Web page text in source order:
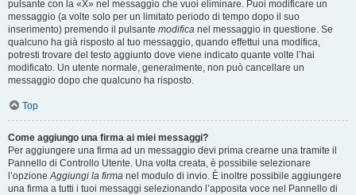
pulsante con la «X» nel messaggio che vuoi eliminare. Puoi modificare un
messaggio (a volte solo per un limitato periodo di tempo dopo il suo
inserimento) premendo il pulsante modifica nel messaggio in questione. Se
qualcuno ha già risposto al tuo messaggio, quando effettui una modifica,
potresti trovare del testo aggiunto dove viene indicato quante volte l’hai
modificato. Un utente normale, generalmente, non può cancellare un
messaggio dopo che qualcuno ha risposto.
Top
Come aggiungo una firma ai miei messaggi?
Per aggiungere una firma ad un messaggio devi prima crearne una tramite il
Pannello di Controllo Utente. Una volta creata, è possibile selezionare
l’opzioneAggiungi la firma nel modulo di invio. È inoltre possibile aggiungere
una firma a tutti i tuoi messaggi selezionando l’apposita voce nel Pannello di